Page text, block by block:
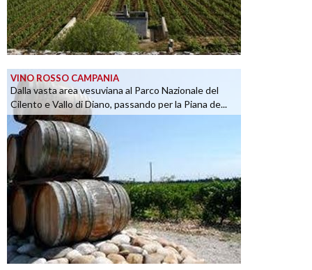
VINO ROSSO CAMPANIA
Dalla vasta area vesuviana al Parco Nazionale del
Cilento e Vallo di Diano, passando per la Piana de...